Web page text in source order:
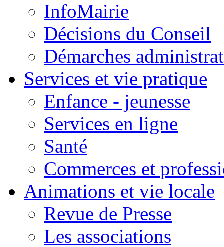
InfoMairie
Décisions du Conseil
Démarches
Services et vie pratique
Enfance - jeunesse
Services en ligne
Santé
Commerces et
Animations et vie locale
Revue de Presse
Les associations